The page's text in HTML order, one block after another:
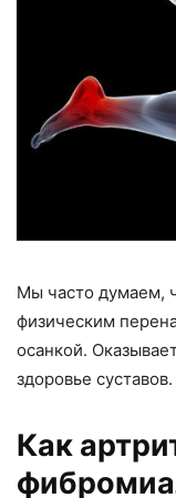
Мы часто думаем,
физическим
осанкой.
здоровье суставов.
Как